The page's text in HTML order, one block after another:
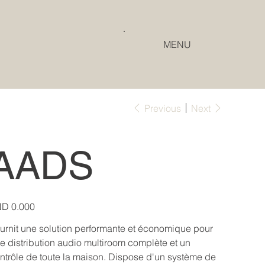
MENU
Previous Next
0.000
une solution performante et économique pour
distribution audio multiroom complète et un
de toute la maison. Dispose d'un système de